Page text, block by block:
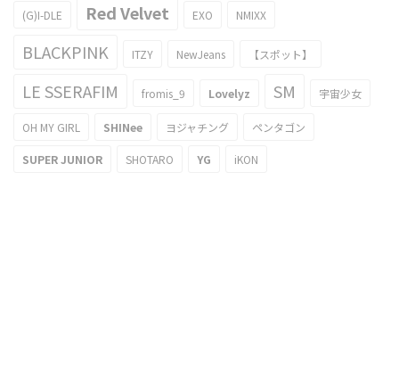
(G)I-DLE Red Velvet EXO NMIXX
BLACKPINK ITZY NewJeans 【スポット】
LE SSERAFIM fromis_9 Lovelyz SM 宇宙少女
OH MY GIRL SHINee ヨジャチング ペンタゴン
SUPER JUNIOR SHOTARO YG iKON